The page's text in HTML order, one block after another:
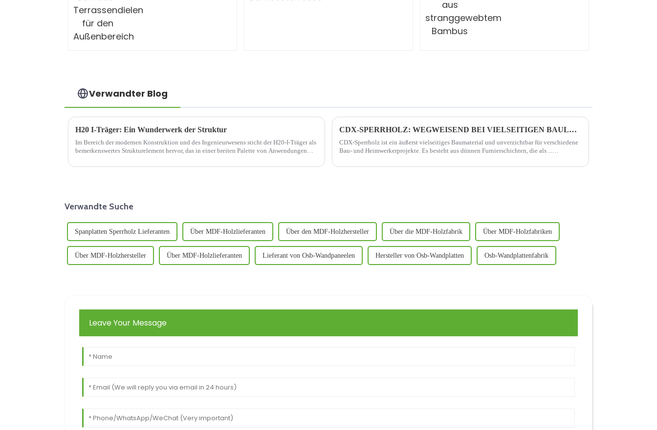
Verwandter Blog
H20 I-Träger: Ein Wunderwerk der Struktur
Im Bereich der modernen Konstruktion und des Ingenieurwesens sticht der H20-I-Träger als
bemerkenswertes Strukturelement hervor, das in einer breiten Palette von Anwendungen
CDX-SPERRHOLZ: WEGWEISEND BEI VIELSEITIGEN BAULÖSUNGEN
CDX-Sperrholz ist ein äußerst vielseitiges Baumaterial und unverzichtbar für verschiedene
Bau- und Heimwerkerprojekte. Es besteht aus dünnen Furnierschichten, die als ...
Verwandte Suche
Spanplatten Sperrholz Lieferanten Über MDF-Holzlieferanten Über den MDF-Holzhersteller Über die MDF-Holzfabrik Über MDF-Holzfabriken
Über MDF-Holzhersteller Über MDF-Holzlieferanten Lieferant von Osb-Wandpaneelen Hersteller von Osb-Wandplatten Osb-Wandplattenfabrik
Leave Your Message